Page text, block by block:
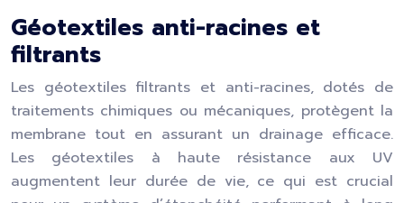
Géotextiles anti-racines et
filtrants
Les géotextiles filtrants et anti-racines, dotés de
traitements chimiques ou mécaniques, protègent la
membrane tout en assurant un drainage efficace.
Les géotextiles à haute résistance aux UV
augmentent leur durée de vie, ce qui est crucial